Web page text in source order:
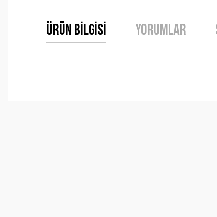
Ürün Bilgisi Yorumlar